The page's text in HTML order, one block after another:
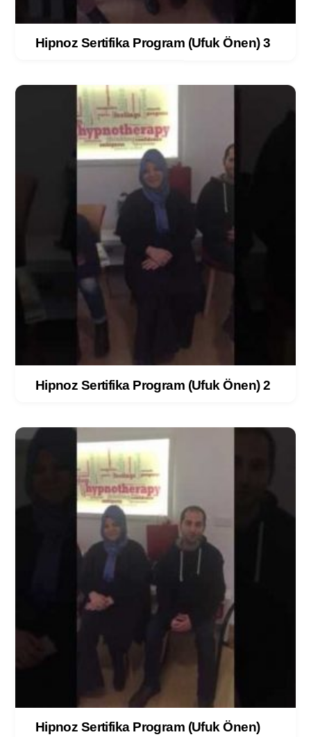
Hipnoz Sertifika Program (Ufuk Önen) 3
Hipnoz Sertifika Program (Ufuk Önen) 2
Hipnoz Sertifika Program (Ufuk Önen)